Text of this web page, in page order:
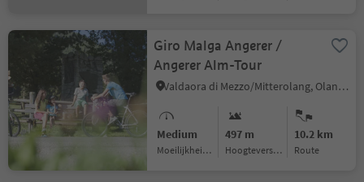
Giro Malga Angerer /
Angerer Alm-Tour
Valdaora di Mezzo/Mitterolang, Olang/Valdaora, Dolomites Region Kronplatz/Plan de Corones
Medium
Moeilijkheidsgraad
497 m
Hoogteverschil
10.2 km
Route